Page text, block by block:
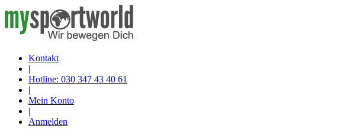
Kontakt
|
Hotline: 030 347 43 40 61
|
Mein Konto
|
Anmelden